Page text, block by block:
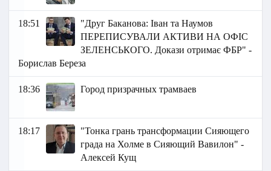
18:51
"Друг Баканова: Іван та Наумов
ПЕРЕПИСУВАЛИ АКТИВИ НА ОФІС
ЗЕЛЕНСЬКОГО. Докази отримає ФБР" -
Борислав Береза
18:36 Город призрачных трамваев
18:17
"Тонка грань трансформации Сияющего
града на Холме в Сияющий Вавилон" -
Алексей Кущ